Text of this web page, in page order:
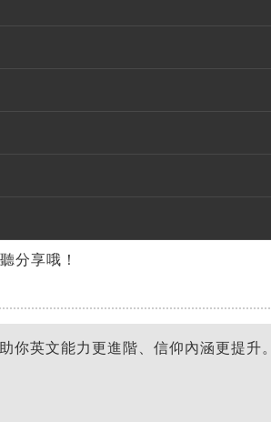
分享哦！
你英文能力更進階、信仰內涵更提升。